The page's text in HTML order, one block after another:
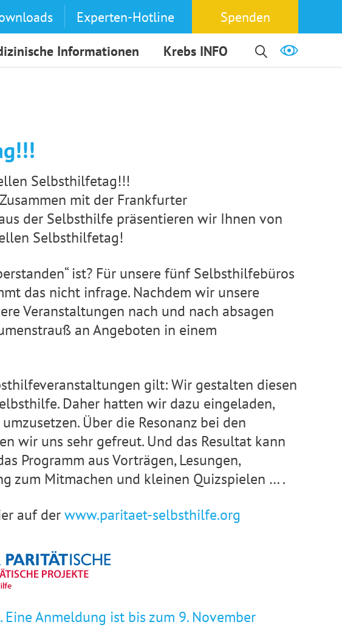
Experten-Hotline
Spenden
Informationen Krebs INFO
Selbsthilfetag!!!
mit der Frankfurter
der Selbsthilfe präsentieren wir Ihnen von
Selbsthilfetag!
ist? Für unsere fünf Selbsthilfebüros
das nicht infrage. Nachdem wir unsere
Veranstaltungen nach und nach absagen
an Angeboten in einem
gilt: Wir gestalten diesen
Daher hatten wir dazu eingeladen,
Über die Resonanz bei den
wir uns sehr gefreut. Und das Resultat kann
Programm aus Vorträgen, Lesungen,
zum Mitmachen und kleinen Quizspielen … .
auf derwww.paritaet-selbsthilfe.org
Anmeldung ist bis zum 9. November